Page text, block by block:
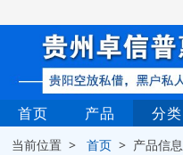
首页 产品 分类
当前位置 >首页 > 产品信息